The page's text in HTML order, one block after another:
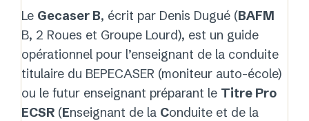
Le Gecaser B, écrit par Denis Dugué (BAFM
B, 2 Roues et Groupe Lourd), est un guide
opérationnel pour l’enseignant de la conduite
titulaire du BEPECASER (moniteur auto-école)
ou le futur enseignant préparant le Titre Pro
ECSR (Enseignant de la Conduite et de la